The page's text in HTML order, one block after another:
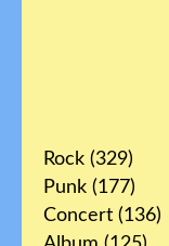
Rock (329)
Punk (177)
Concert (136)